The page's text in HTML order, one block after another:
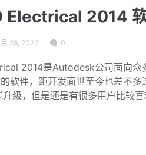
Electrical 2014
月 28, 2022 0
2014是Autodesk公司面向众
的软件，距开发面世至今也差不
级，但是还是有很多用户比较